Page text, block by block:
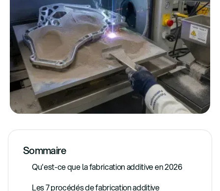
Sommaire
Qu'est-ce que la fabrication additive en 2026
Les 7 procédés de fabrication additive